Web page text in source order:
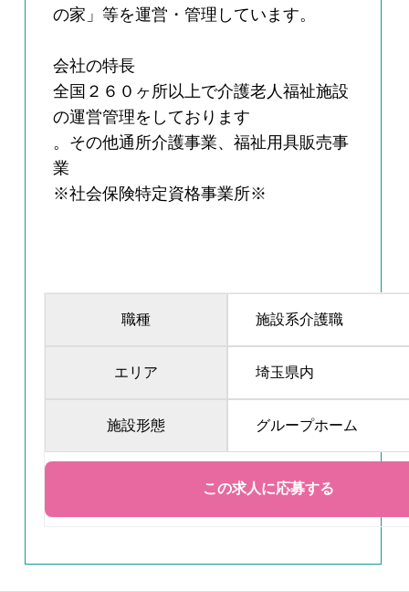
の家」等を運営・管理しています。
会社の特長
全国２６０ヶ所以上で介護老人福祉施設
の運営管理をしております
。その他通所介護事業、福祉用具販売事
業
※社会保険特定資格事業所※
職種 施設系介護職
エリア 埼玉県内
施設形態 グループホーム